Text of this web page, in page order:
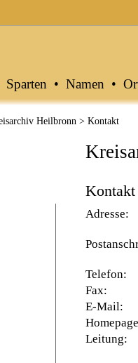
Sparten •Namen •
Heilbronn > Kontakt
Kontakt
Adresse:
Telefon:
Fax:
E-Mail:
Leitung: